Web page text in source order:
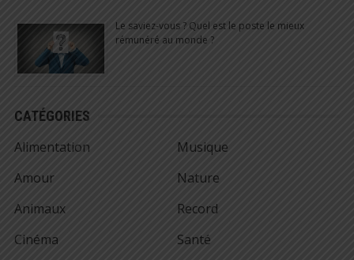
Le saviez-vous ? Quel est le poste le mieux
rémunéré au monde ?
CATÉGORIES
Alimentation
Amour
Animaux
Cinéma
Musique
Nature
Record
Santé